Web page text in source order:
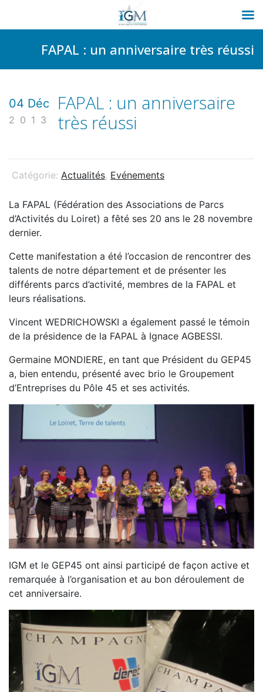
FAPAL : un anniversaire très réussi
04 Déc
2013
FAPAL : un anniversaire
très réussi
Catégorie: Actualités, Evénements
La FAPAL (Fédération des Associations de Parcs
d’Activités du Loiret) a fêté ses 20 ans le 28 novembre
dernier.
Cette manifestation a été l’occasion de rencontrer des
talents de notre département et de présenter les
différents parcs d’activité, membres de la FAPAL et
leurs réalisations.
Vincent WEDRICHOWSKI a également passé le témoin
de la présidence de la FAPAL à Ignace AGBESSI.
Germaine MONDIERE, en tant que Président du GEP45
a, bien entendu, présenté avec brio le Groupement
d’Entreprises du Pôle 45 et ses activités.
IGM et le GEP45 ont ainsi participé de façon active et
remarquée à l’organisation et au bon déroulement de
cet anniversaire.